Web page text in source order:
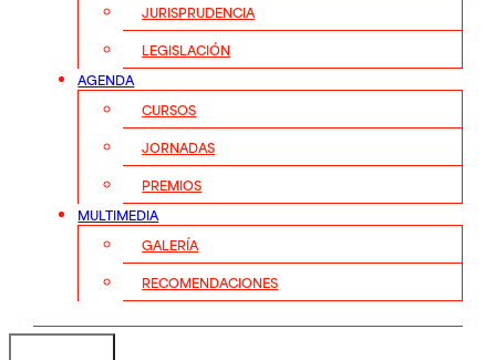
JURISPRUDENCIA
LEGISLACIÓN
AGENDA
CURSOS
JORNADAS
PREMIOS
MULTIMEDIA
GALERÍA
RECOMENDACIONES